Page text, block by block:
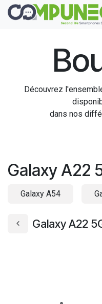
Se rendre au contenu
Découvrez
dans nos
Galaxy A22
Galaxy A54
Galaxy A22